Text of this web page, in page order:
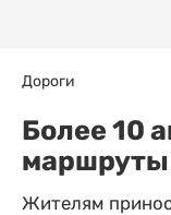
Дороги
Более 10
маршруты
Жителям